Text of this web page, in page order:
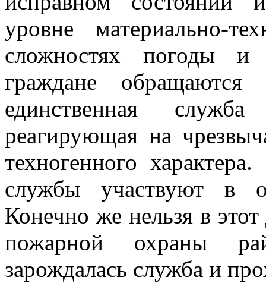
уровне материально-
сложностях погоды и
граждане
единственная
реагирующая на
техногенного
службы участвуют в
Конечно же нельзя в
пожарной охраны
зарождалась служба и